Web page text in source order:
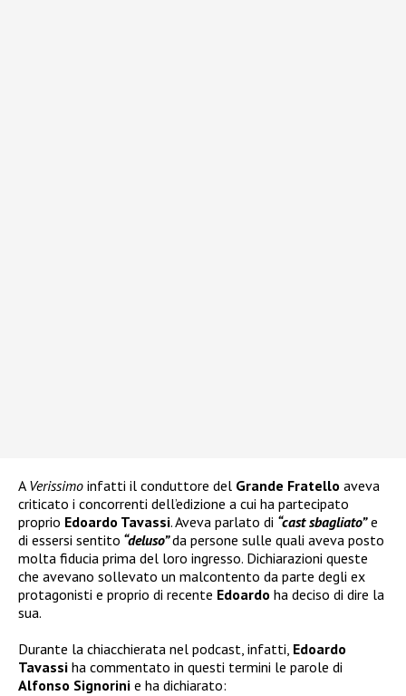
A Verissimo infatti il conduttore del Grande Fratello aveva
criticato i concorrenti dell’edizione a cui ha partecipato
proprio Edoardo Tavassi. Aveva parlato di “cast sbagliato”e
di essersi sentito “deluso”da persone sulle quali aveva posto
molta fiducia prima del loro ingresso. Dichiarazioni queste
che avevano sollevato un malcontento da parte degli ex
protagonisti e proprio di recente Edoardo ha deciso di dire la
sua.
Durante la chiacchierata nel podcast, infatti, Edoardo
Tavassi ha commentato in questi termini le parole di
Alfonso Signorini e ha dichiarato: